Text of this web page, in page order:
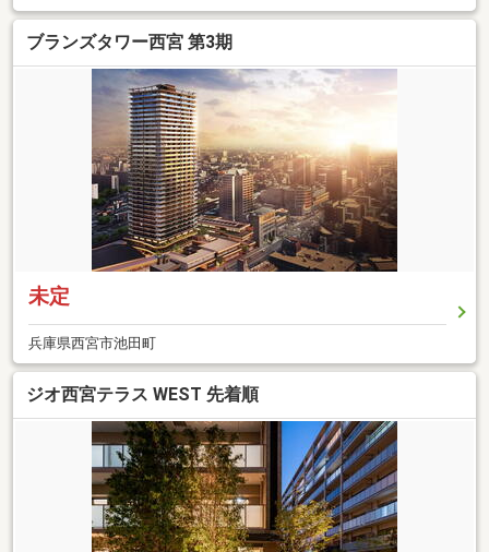
ブランズタワー西宮 第3期
未定
兵庫県西宮市池田町
ジオ西宮テラス WEST 先着順